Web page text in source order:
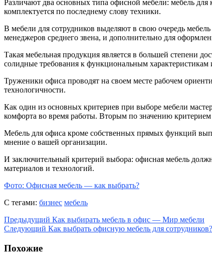
Различают два основных типа офисной мебели: мебель для
комплектуется по последнему слову техники.
В мебели для сотрудников выделяют в свою очередь
менеджеров среднего звена, и дополнительно для
Такая мебельная продукция является в большей степени
солидные требования к функциональным характеристикам
Труженики офиса проводят на своем месте рабочем
технологичности.
Как один из основных критериев при выборе мебели
комфорта во время работы. Вторым по значению критерием
Мебель для офиса кроме собственных прямых функций
мнение о вашей организации.
И заключительный критерий выбора: офисная мебель
материалов и технологий.
Фото: Офисная мебель — как выбрать?
С тегами: бизнес мебель
Предыдущий Как выбирать мебель в офис — Мир мебели
Следующий Как выбрать офисную мебель для сотрудников?
Похожие